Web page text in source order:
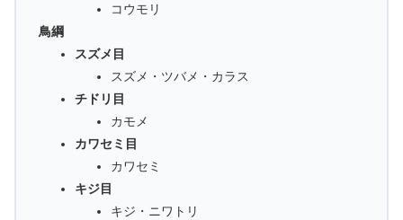
コウモリ
鳥綱
スズメ目
スズメ・ツバメ・カラス
チドリ目
カモメ
カワセミ目
カワセミ
キジ目
キジ・ニワトリ